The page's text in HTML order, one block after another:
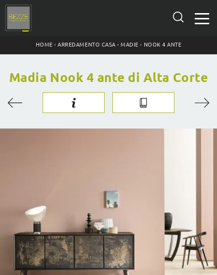
HOME -ARREDAMENTO CASA -MADIE - NOOK 4 ANTE
Madia Nook 4 ante di Alta Corte